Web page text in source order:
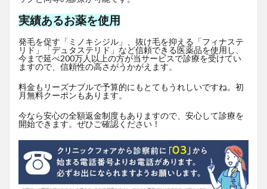
実績あるお薬を使用
発毛を促す「ミノキシジル」、抜け毛を抑える「フィナステ
リド」「デュタステリド」など信頼できる医薬品を使用し、
今まで延べ200万人以上の方が当サービスで診療を受けてい
ますので、信頼性の高さがうかがえます。
料金もリーズナブルで予算的にもとてもうれしいですね。初
月無料クーポンもあります。
今なら安心の全額返金制度もありますので、安心して診療を
開始できます。ぜひご確認ください！